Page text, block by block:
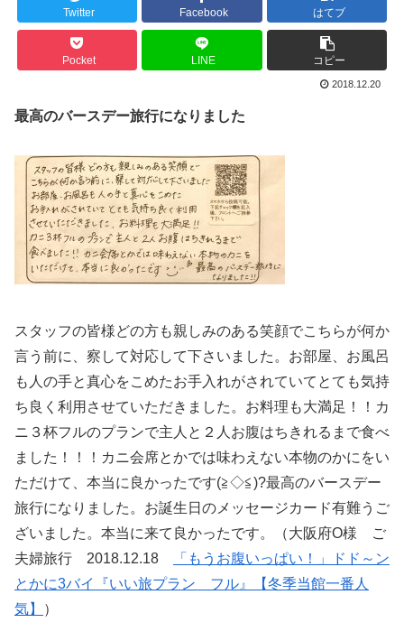
Twitter Facebook はてブ
Pocket LINE コピー
2018.12.20
最高のバースデー旅行になりました
スタッフの皆様どの方も親しみのある笑顔でこちらが何か
言う前に、察して対応して下さいました。お部屋、お風呂
も人の手と真心をこめたお手入れがされていてとても気持
ち良く利用させていただきました。お料理も大満足！！カ
ニ３杯フルのプランで主人と２人お腹はちきれるまで食べ
ました！！！カニ会席とかでは味わえない本物のかにをい
ただけて、本当に良かったです(≧◇≦)?最高のバースデー
旅行になりました。お誕生日のメッセージカード有難うご
ざいました。本当に来て良かったです。（大阪府O様 ご
夫婦旅行 2018.12.18
「もうお腹いっぱい！」ドド～ン
とかに3バイ『いい旅プラン フル』【冬季当館一番人
気】
）